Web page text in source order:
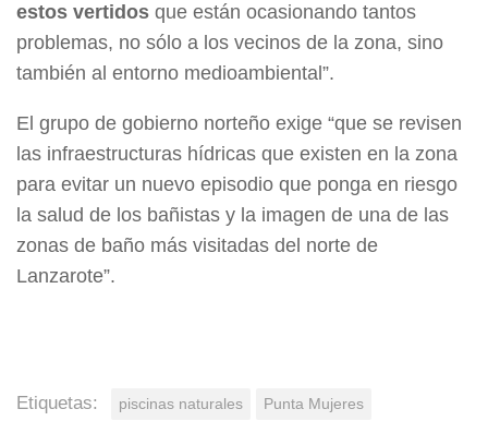
estos vertidos que están ocasionando tantos
problemas, no sólo a los vecinos de la zona, sino
también al entorno medioambiental”.
El grupo de gobierno norteño exige “que se revisen
las infraestructuras hídricas que existen en la zona
para evitar un nuevo episodio que ponga en riesgo
la salud de los bañistas y la imagen de una de las
zonas de baño más visitadas del norte de
Lanzarote”.
Etiquetas: piscinas naturales Punta Mujeres